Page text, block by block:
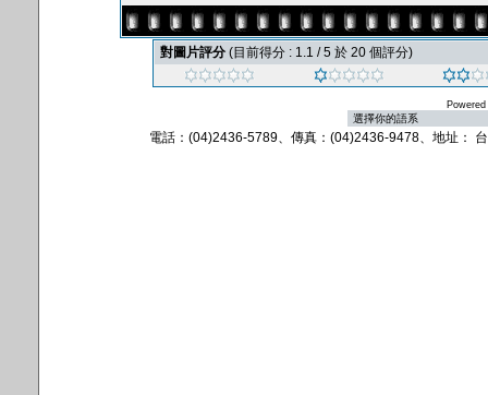
對圖片評分 (目前得分 : 1.1 / 5 於 20 個評分)
電話：(04)2436-5789、傳真：(04)2436-9478、地址：